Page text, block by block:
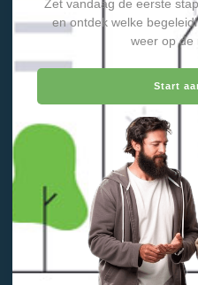
Zet vandaag de eerste
en ontdek welke
weer op de
Start